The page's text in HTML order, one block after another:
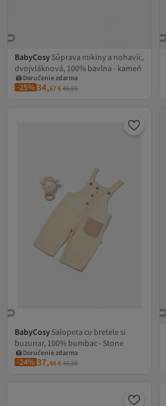
BabyCosy Súprava mikiny a nohavíc,
dvojvláknová, 100% bavlna - kameň
Doručenie zdarma
Kupón na 1 EUR
Doručenie zdarma
-25% 34,67€45,95
BabyCosy Salopeta cu bretele si
buzunar, 100% bumbac - Stone
Doručenie zdarma
Kupón na 1 EUR
Doručenie zdarma
-24% 37,46€49,38